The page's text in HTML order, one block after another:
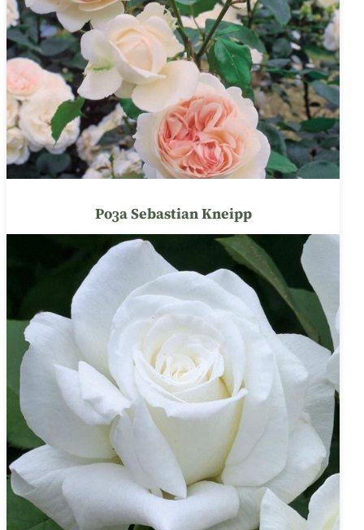
Роза Sebastian Kneipp